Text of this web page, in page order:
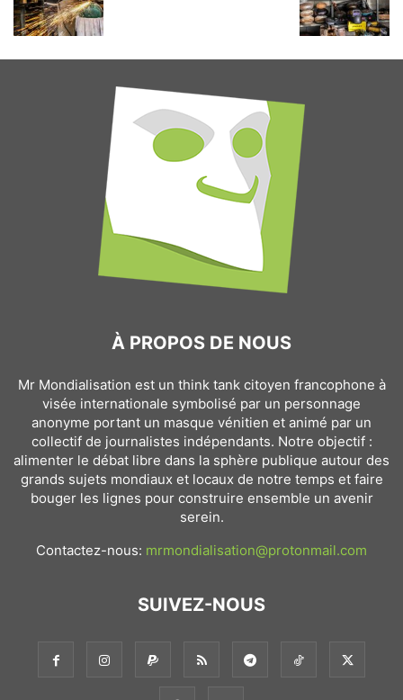
À PROPOS DE NOUS
Mr Mondialisation est un think tank citoyen francophone à
visée internationale symbolisé par un personnage
anonyme portant un masque vénitien et animé par un
collectif de journalistes indépendants. Notre objectif :
alimenter le débat libre dans la sphère publique autour des
grands sujets mondiaux et locaux de notre temps et faire
bouger les lignes pour construire ensemble un avenir
serein.
Contactez-nous: mrmondialisation@protonmail.com
SUIVEZ-NOUS